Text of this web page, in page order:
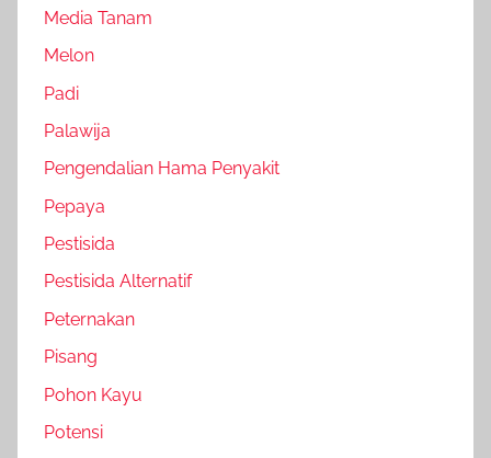
Media Tanam
Melon
Padi
Palawija
Pengendalian Hama Penyakit
Pepaya
Pestisida
Pestisida Alternatif
Peternakan
Pisang
Pohon Kayu
Potensi